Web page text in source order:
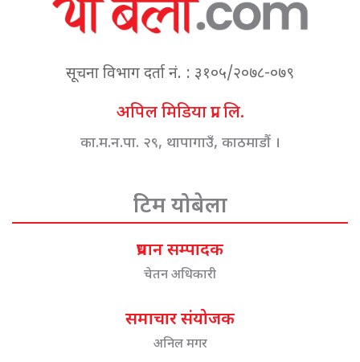
सूचना विभाग दर्ता नं. : ३१०५/२०७८-०७९
अपिल मिडिया प्रा. लि.
का.म.न.पा. २९, थापागाउँ, काठमाडौं ।
टिम योबेला
प्रधान सम्पादक
चेतन अधिकारी
समाचार संयोजक
अनिल मगर